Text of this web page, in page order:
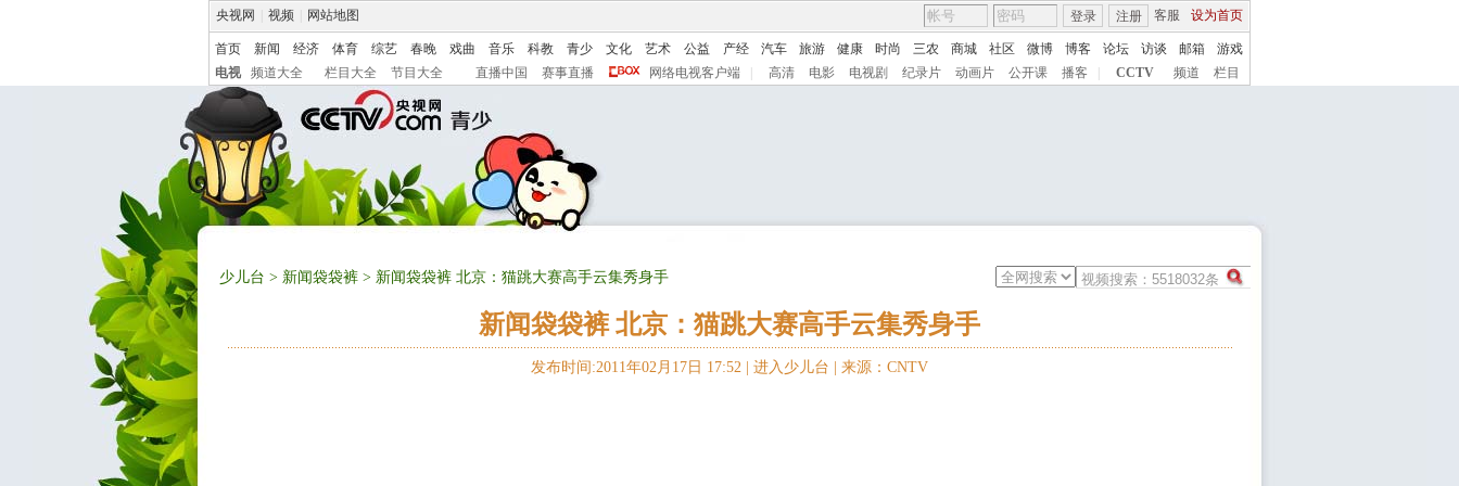
央视网 视频 网站地图 客服 设为首页
登录 注册
首页 新闻 经济 体育 综艺 春晚 戏曲 音乐 科教 青少 文化 艺术 公益 产经 汽车 旅游 健康 时尚 三农 商城 社区 微博 博客 论坛 访谈 邮箱
游戏
电视
频道大全 栏目大全 节目大全 直播中国 赛事直播 网络电视客户端 高清 电影 电视剧 纪录片 动画片 公开课 播客 CCTV 频道 栏目
少儿台 > 新闻袋袋裤 > 新闻袋袋裤 北京：猫跳大赛高手云集秀身手
新闻袋袋裤 北京：猫跳大赛高手云集秀身手
发布时间:2011年02月17日 17:52 | 进入少儿台 来源：CNTV